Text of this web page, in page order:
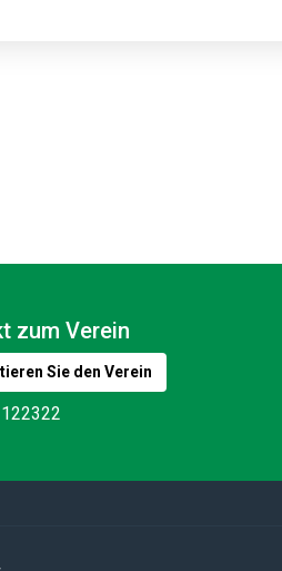
zum Verein
Sie den Verein